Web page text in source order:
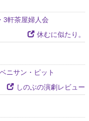
3軒茶屋婦人会
休むに似たり。
ニサン・ピット
しのぶの演劇レビュー